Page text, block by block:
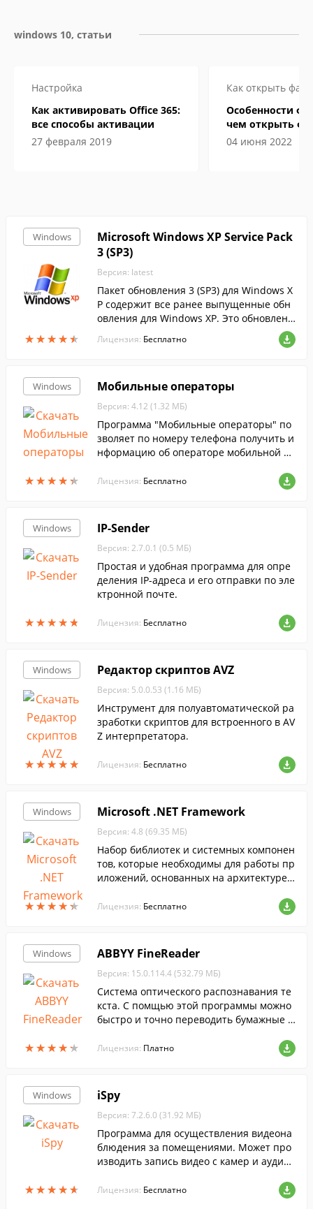
windows 10, статьи
Настройка
Как активировать Office 365:
все способы активации
27 февраля 2019
Как открыть файл
Особенности
чем открыть
электронной
04 июня 2022
Windows
★★★★★
★★★★★
Microsoft Windows XP Service Pack
3 (SP3)
Версия: latest
Пакет обновления 3 (SP3) для Windows X
P содержит все ранее выпущенные обн
овления для Windows XP. Это обновлени
е также включает несколько новых функ
ций, которые не вносят значительных и
Лицензия: Бесплатно
Windows
★★★★★
★★★★★
Мобильные операторы
Версия: 4.12 (1.32 МБ)
Программа "Мобильные операторы" по
зволяет по номеру телефона получить и
нформацию об операторе мобильной св
и на официальный сайт Оператора или
на страницу Оператора для бесплатной
Лицензия: Бесплатно
Windows
★★★★★
★★★★★
IP-Sender
Версия: 2.7.0.1 (0.5 МБ)
Простая и удобная программа для опре
деления IP-адреса и его отправки по эле
ктронной почте.
Лицензия: Бесплатно
Windows
★★★★★
★★★★★
Редактор скриптов AVZ
Версия: 5.0.0.53 (1.16 МБ)
Инструмент для полуавтоматической ра
зработки скриптов для встроенного в AV
Z интерпретатора.
Лицензия: Бесплатно
Windows
★★★★★
★★★★★
Microsoft .NET Framework
Версия: 4.8 (69.35 МБ)
Набор библиотек и системных компонен
тов, которые необходимы для работы пр
иложений, основанных на архитектуре .
Лицензия: Бесплатно
Windows
★★★★★
★★★★★
ABBYY FineReader
Версия: 15.0.114.4 (532.79 МБ)
Cистема оптического распознавания те
кста. С помщью этой программы можно
быстро и точно переводить бумажные д
рафии документов в редактируемый фо
Лицензия: Платно
Windows
★★★★★
★★★★★
iSpy
Версия: 7.2.6.0 (31.92 МБ)
Программа для осуществления видеона
блюдения за помещениями. Может про
изводить запись видео с камер и аудио
Лицензия: Бесплатно